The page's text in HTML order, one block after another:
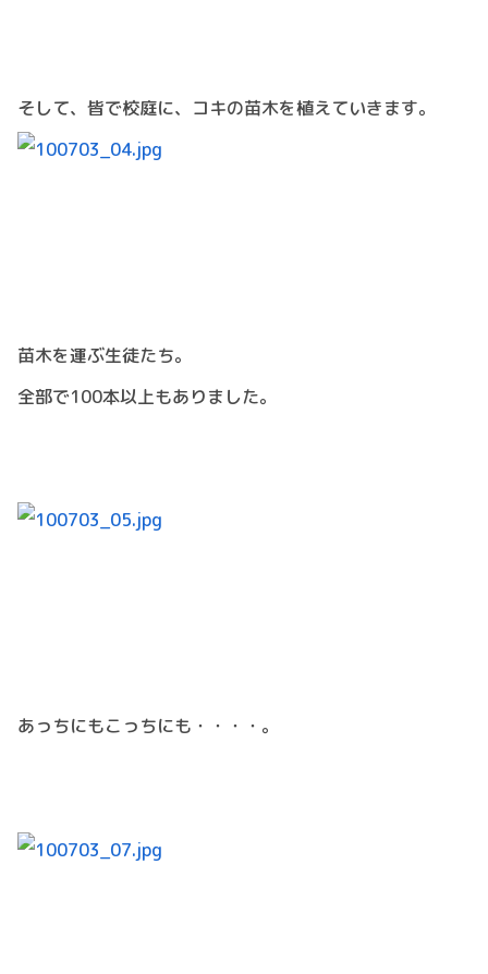
そして、皆で校庭に、コキの苗木を植えていきます。
苗木を運ぶ生徒たち。
全部で100本以上もありました。
あっちにもこっちにも・・・・。